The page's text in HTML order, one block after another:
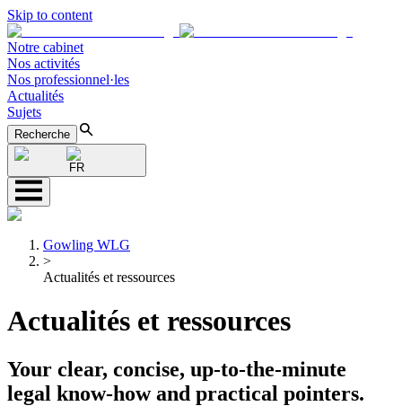
Skip to content
Notre cabinet
Nos activités
Nos professionnel·les
Actualités
Sujets
Recherche
FR
Gowling WLG
>
Actualités et ressources
Actualités et ressources
Your clear, concise, up-to-the-minute
legal know-how and practical pointers.